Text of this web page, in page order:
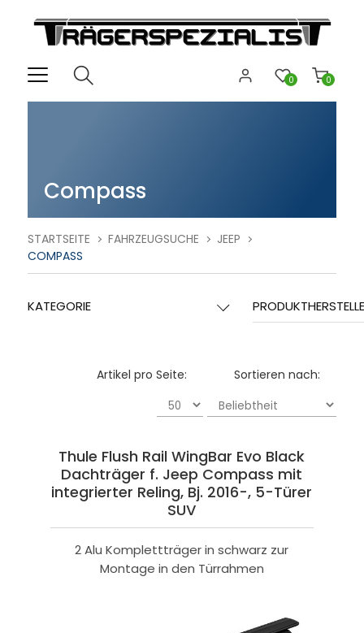
0
0
Compass
STARTSEITE FAHRZEUGSUCHE
JEEP
COMPASS
KATEGORIE
Sortieren nach:
Artikel pro Seite:
Thule Flush Rail WingBar Evo Black
Dachträger f. Jeep Compass mit
integrierter Reling, Bj. 2016-, 5-Türer
SUV
2 Alu Komplettträger in schwarz zur
Montage in den Türrahmen